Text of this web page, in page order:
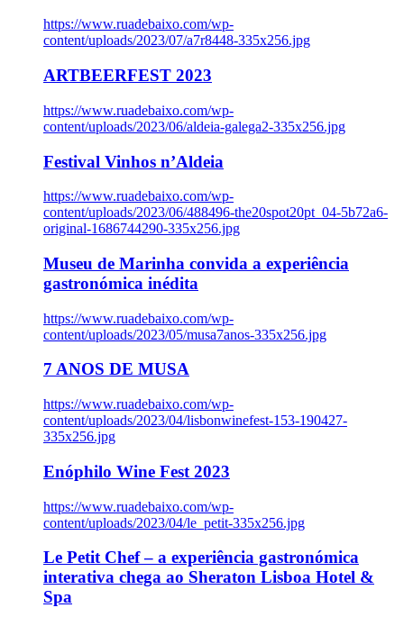
https://www.ruadebaixo.com/wp-
content/uploads/2023/07/a7r8448-335x256.jpg
ARTBEERFEST 2023
https://www.ruadebaixo.com/wp-
content/uploads/2023/06/aldeia-galega2-335x256.jpg
Festival Vinhos n’Aldeia
https://www.ruadebaixo.com/wp-
content/uploads/2023/06/488496-the20spot20pt_04-5b72a6-
original-1686744290-335x256.jpg
Museu de Marinha convida a experiência
gastronómica inédita
https://www.ruadebaixo.com/wp-
content/uploads/2023/05/musa7anos-335x256.jpg
7 ANOS DE MUSA
https://www.ruadebaixo.com/wp-
content/uploads/2023/04/lisbonwinefest-153-190427-
335x256.jpg
Enóphilo Wine Fest 2023
https://www.ruadebaixo.com/wp-
content/uploads/2023/04/le_petit-335x256.jpg
Le Petit Chef – a experiência gastronómica
interativa chega ao Sheraton Lisboa Hotel &
Spa